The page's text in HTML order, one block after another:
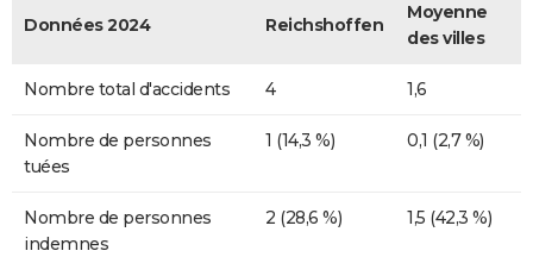
Données 2024 Reichshoffen
Moyenne
des villes
Nombre total d'accidents 4 1,6
Nombre de personnes
tuées
1 (14,3 %) 0,1 (2,7 %)
Nombre de personnes
indemnes
2 (28,6 %) 1,5 (42,3 %)